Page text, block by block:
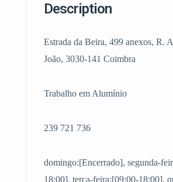
Description
Estrada da Beira, 499 anexos, R.
João, 3030-141 Coimbra
Trabalho em Alumínio
239 721 736
domingo:[Encerrado], segunda-
18:00], terça-feira:[09:00-18:00],